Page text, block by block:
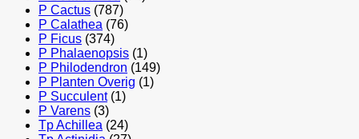
P Cactus (787)
P Calathea (76)
P Ficus (374)
P Phalaenopsis (1)
P Philodendron (149)
P Planten Overig (1)
P Succulent (1)
P Varens (3)
Tp Achillea (24)